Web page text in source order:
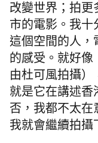
改變世界；拍更
市的電影。我十
這個空間的人，
的感受。就好像
由杜可風拍攝）
就是它在講述香
否，我都不太在
我就會繼續拍攝